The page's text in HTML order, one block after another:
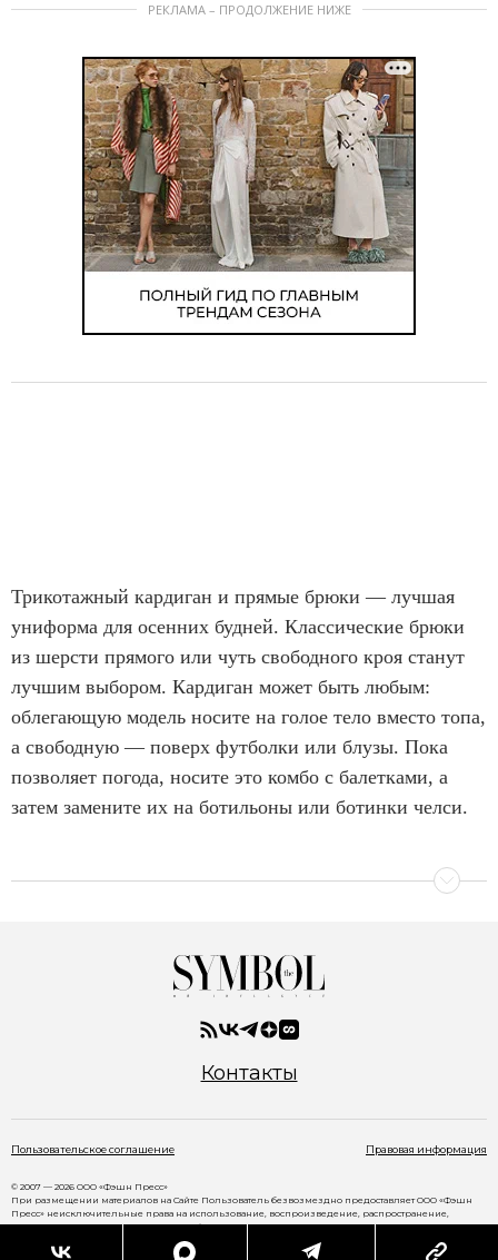
РЕКЛАМА – ПРОДОЛЖЕНИЕ НИЖЕ
Трикотажный кардиган и прямые брюки — лучшая
униформа для осенних будней. Классические брюки
из шерсти прямого или чуть свободного кроя станут
лучшим выбором. Кардиган может быть любым:
облегающую модель носите на голое тело вместо топа,
а свободную — поверх футболки или блузы. Пока
позволяет погода, носите это комбо с балетками, а
затем замените их на ботильоны или ботинки челси.
Контакты
Пользовательское соглашение Правовая информация
© 2007 — 2026 ООО «Фэшн Пресс»
При размещении материалов на Сайте Пользователь безвозмездно предоставляет ООО «Фэшн
Пресс» неисключительные права на использование, воспроизведение, распространение,
создание производных произведений, а также на демонстрацию материалов и доведение их до
www.thesymbol.ru